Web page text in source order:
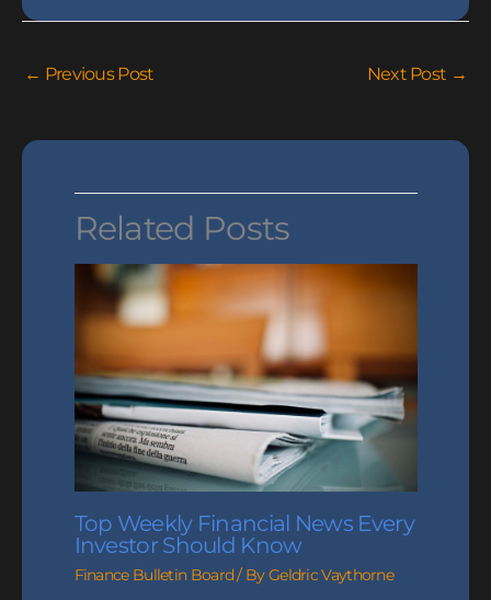
← Previous Post Next Post →
Related Posts
Top Weekly Financial News Every
Investor Should Know
Finance Bulletin Board/ ByGeldric Vaythorne